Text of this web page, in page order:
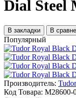
Dial Steel
В закладки В
Популярный
Производитель: Tudor
Код Товара: M28600-